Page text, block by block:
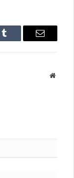
Tumblr Email
Website